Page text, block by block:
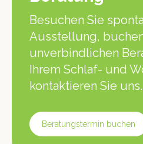
Besuchen Sie
Ausstellung,
unverbindlichen
Ihrem Schlaf- und
kontaktieren Sie uns.
Beratungstermin buchen